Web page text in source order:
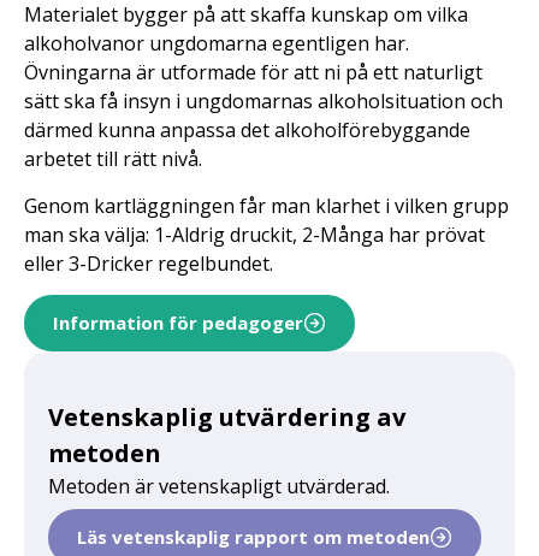
Materialet bygger på att skaffa kunskap om vilka
alkoholvanor ungdomarna egentligen har.
Övningarna är utformade för att ni på ett naturligt
sätt ska få insyn i ungdomarnas alkoholsituation och
därmed kunna anpassa det alkoholförebyggande
arbetet till rätt nivå.
Genom kartläggningen får man klarhet i vilken grupp
man ska välja: 1-Aldrig druckit, 2-Många har prövat
eller 3-Dricker regelbundet.
Information för pedagoger
Vetenskaplig utvärdering av
metoden
Metoden är vetenskapligt utvärderad.
Läs vetenskaplig rapport om metoden